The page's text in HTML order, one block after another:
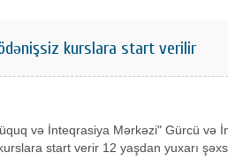
kurslara start verilir
və İnteqrasiya Mərkəzi" Gürcü və
start verir 12 yaşdan yuxarı